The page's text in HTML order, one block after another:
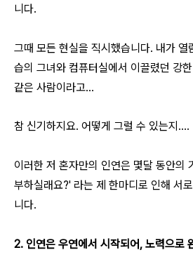
니다.
그때 모든 현실을 직시했습니다. 내가 열
습의 그녀와 컴퓨터실에서 이끌렸던 강
같은 사람이라고...
참 신기하지요. 어떻게 그럴 수 있는지....
이러한 저 혼자만의 인연은 몇달 동안의
부하실래요?' 라는 제 한마디로 인해 서
니다.
2. 인연은 우연에서 시작되어, 노력으로